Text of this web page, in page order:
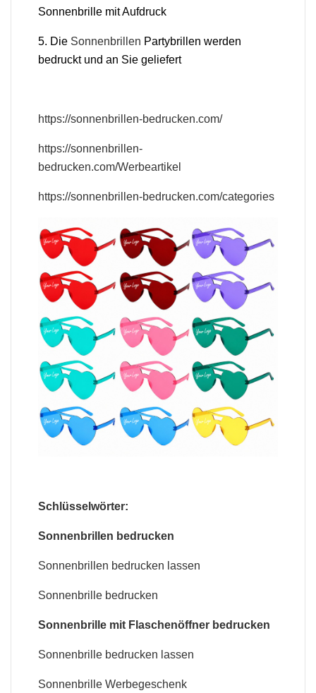
Sonnenbrille mit Aufdruck
5. Die Sonnenbrillen Partybrillen werden
bedruckt und an Sie geliefert
https://sonnenbrillen-bedrucken.com/
https://sonnenbrillen-
bedrucken.com/Werbeartikel
https://sonnenbrillen-bedrucken.com/categories
Schlüsselwörter:
Sonnenbrillen bedrucken
Sonnenbrillen bedrucken lassen
Sonnenbrille bedrucken
Sonnenbrille mit Flaschenöffner bedrucken
Sonnenbrille bedrucken lassen
Sonnenbrille Werbegeschenk